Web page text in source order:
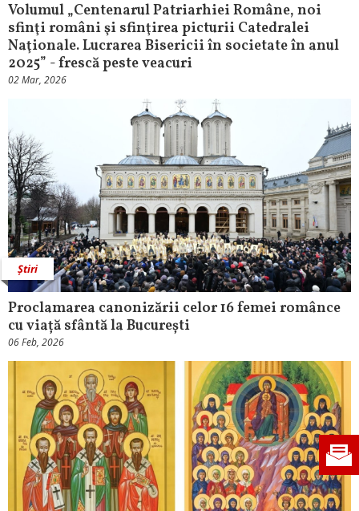
Volumul „Centenarul Patriarhiei Române, noi
sfinţi români şi sfinţirea picturii Catedralei
Naţionale. Lucrarea Bisericii în societate în anul
2025” - frescă peste veacuri
02 Mar, 2026
Știri
Proclamarea canonizării celor 16 femei românce
cu viață sfântă la București
06 Feb, 2026